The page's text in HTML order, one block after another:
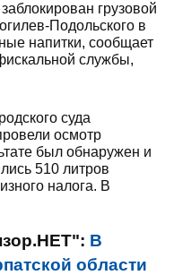
грузовой
Подольского в
напитки, сообщает
службы,
суда
осмотр
был обнаружен и
510 литров
налога. В
В
области